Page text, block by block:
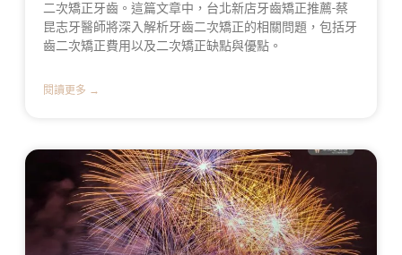
二次矯正牙齒。這篇文章中，台北新店牙齒矯正推薦-蔡
昆志牙醫師將深入解析牙齒二次矯正的相關問題，包括牙
齒二次矯正費用以及二次矯正缺點與優點。
閱讀更多 →